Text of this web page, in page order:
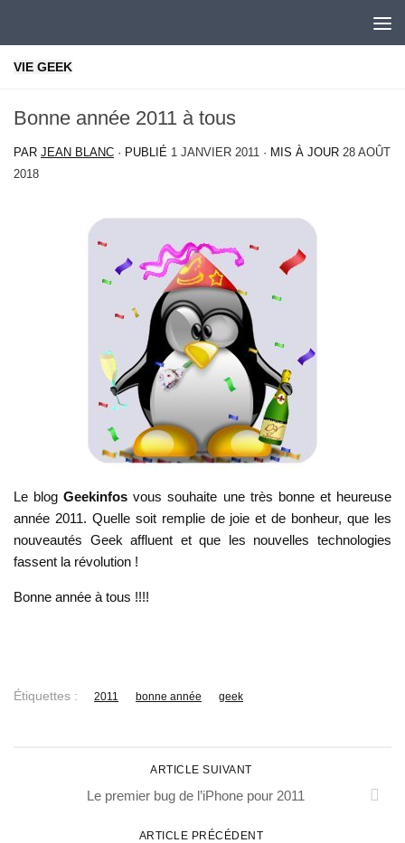
VIE GEEK
Bonne année 2011 à tous
PAR JEAN BLANC · PUBLIÉ 1 JANVIER 2011 · MIS À JOUR 28 AOÛT
2018
Le blogGeekinfosvous souhaite une très bonne et heureuse
année 2011. Quelle soit remplie de joie et de bonheur, que les
nouveautés Geek affluent et que les nouvelles technologies
fassent la révolution !
Bonne année à tous !!!!
Étiquettes : 2011 bonne année geek
ARTICLE SUIVANT
Le premier bug de l’iPhone pour 2011
ARTICLE PRÉCÉDENT